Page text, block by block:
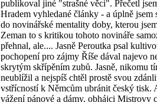
publikoval jiné "strašné věci". Přečetl
Hradem vyhledané články - a úplně jsem
do novinářské mentality doby, kterou
Zeman to s kritikou tohoto novináře
přehnal, ale.... Jasně Peroutka psal
pochopení pro zájmy Říše dával najevo
skrytým skřípěním zubů. Jasně, nikomu
neublížil a nejspíš chtěl prostě svou
vstřícností k Němcům ubránit český tisk.
vážení pánové a dámy, obhájci Mistrovy